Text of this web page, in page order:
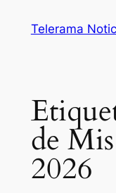
Telerama
de
2026